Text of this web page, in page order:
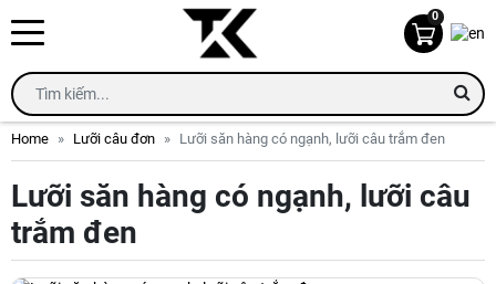
0
Home Lưỡi câu đơn Lưỡi săn hàng có ngạnh, lưỡi câu trắm đen
Lưỡi săn hàng có ngạnh, lưỡi câu
trắm đen